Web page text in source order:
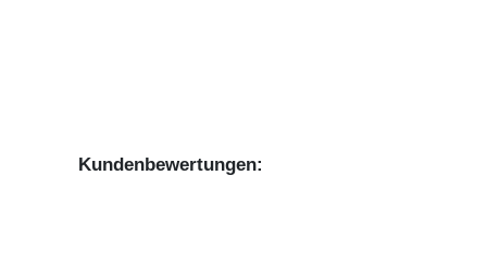
Kundenbewertungen: